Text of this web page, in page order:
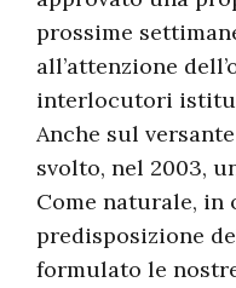
prossime
all’attenzione
interlocutori
Anche sul
svolto, nel 2003,
Come naturale, in
predisposizione
formulato le